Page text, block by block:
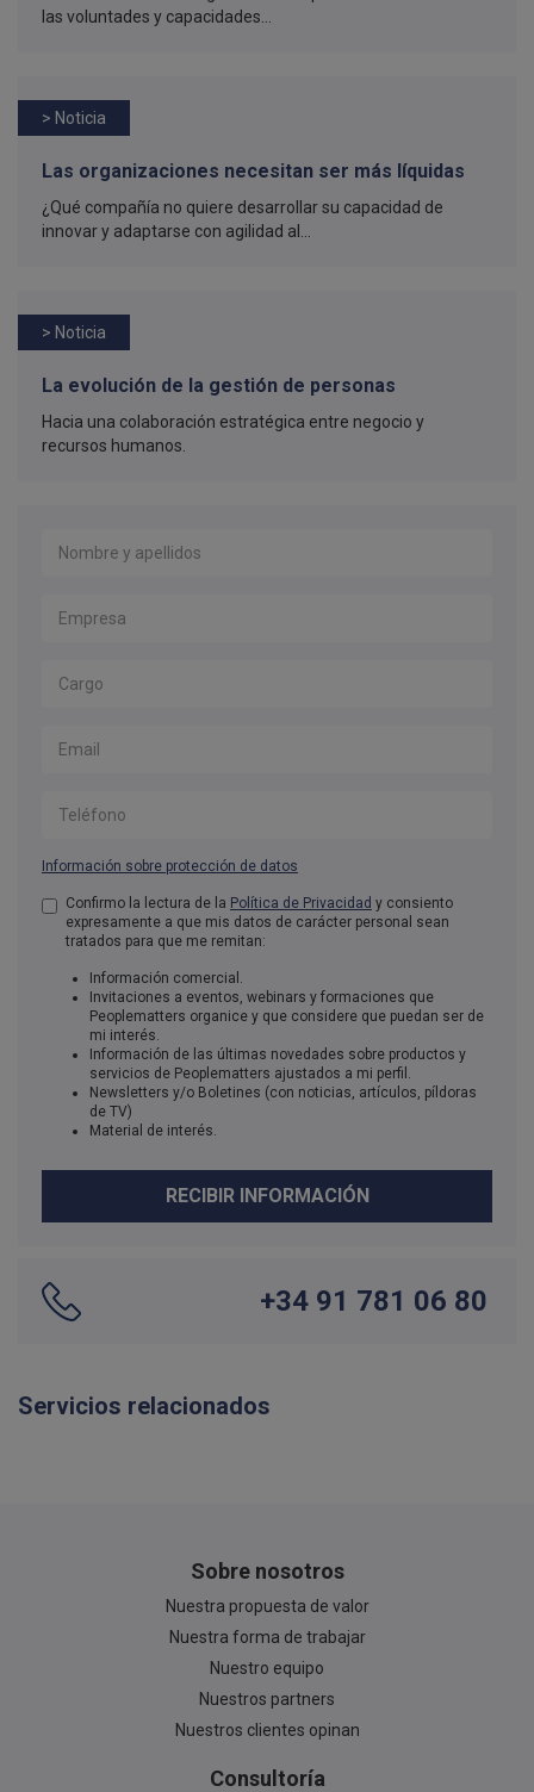
las voluntades y capacidades...
> Noticia
Las organizaciones necesitan ser más líquidas
¿Qué compañía no quiere desarrollar su capacidad de
innovar y adaptarse con agilidad al...
> Noticia
La evolución de la gestión de personas
Hacia una colaboración estratégica entre negocio y
recursos humanos.
Información sobre protección de datos
Aceptación de condiciones*
Confirmo la lectura de la Política de Privacidad y consiento
expresamente a que mis datos de carácter personal sean
tratados para que me remitan:
Información comercial.
Invitaciones a eventos, webinars y formaciones que
Peoplematters organice y que considere que puedan ser de
mi interés.
Información de las últimas novedades sobre productos y
servicios de Peoplematters ajustados a mi perfil.
Newsletters y/o Boletines (con noticias, artículos, píldoras
de TV)
Material de interés.
RECIBIR INFORMACIÓN
+34 91 781 06 80
Servicios relacionados
Sobre nosotros
Nuestra propuesta de valor
Nuestra forma de trabajar
Nuestro equipo
Nuestros partners
Nuestros clientes opinan
Consultoría